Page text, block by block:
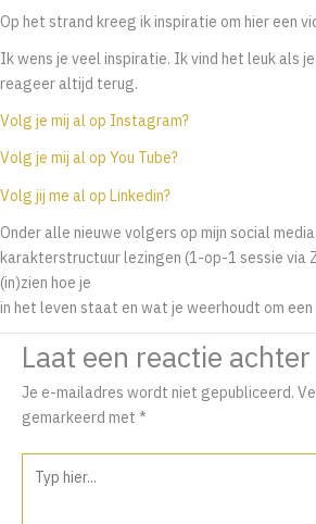
Op het strand kreeg ik inspiratie om hier een
Ik wens je veel inspiratie. Ik vind het leuk als
reageer altijd terug.
Volg je mij al op Instagram?
Volg je mij al op You Tube?
Volg jij me al op Linkedin?
Onder alle nieuwe volgers op mijn social
karakterstructuur lezingen (1-op-1 sessie via
(in)zien hoe je
in het leven staat en wat je weerhoudt om
Laat een reactie achter
Je e-mailadres wordt niet gepubliceerd.
gemarkeerd met *
hier...